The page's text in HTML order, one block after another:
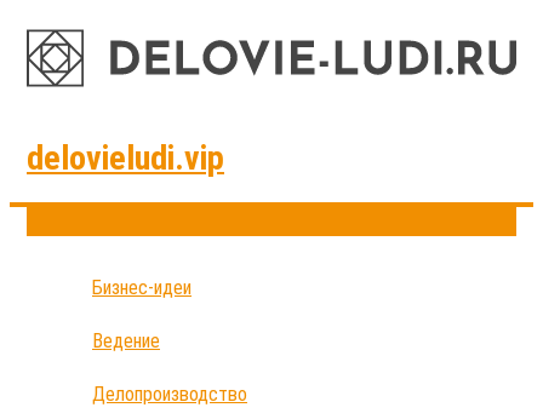
delovieludi.vip
Бизнес-идеи
Ведение
Делопроизводство